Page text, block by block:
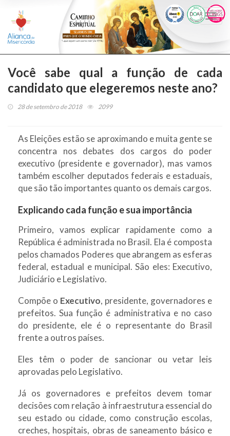
Você sabe qual a função de cada
candidato que elegeremos neste ano?
28 de setembro de 2018 2099
As Eleições estão se aproximando e muita gente se
concentra nos debates dos cargos do poder
executivo (presidente e governador), mas vamos
também escolher deputados federais e estaduais,
que são tão importantes quanto os demais cargos.
Explicando cada função e sua importância
Primeiro, vamos explicar rapidamente como a
República é administrada no Brasil. Ela é composta
pelos chamados Poderes que abrangem as esferas
federal, estadual e municipal. São eles: Executivo,
Judiciário e Legislativo.
Compõe o Executivo, presidente, governadores e
prefeitos. Sua função é administrativa e no caso
do presidente, ele é o representante do Brasil
frente a outros países.
Eles têm o poder de sancionar ou vetar leis
aprovadas pelo Legislativo.
Já os governadores e prefeitos devem tomar
decisões com relação à infraestrutura essencial do
seu estado ou cidade, como construção escolas,
creches, hospitais, obras de saneamento básico e